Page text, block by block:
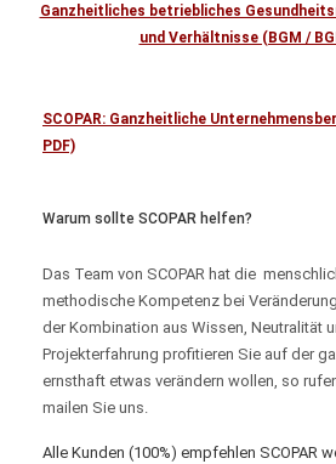
Ganzheitliches betriebliches
und Verhältnisse (BGM /
SCOPAR: Ganzheitliche
PDF)
Warum sollte SCOPAR helfen?
Das Team von SCOPAR hat die
methodische Kompetenz bei
der Kombination aus Wissen, Neutralität
Projekterfahrung profitieren Sie auf der
ernsthaft etwas verändern wollen, so
mailen Sie uns.
Alle Kunden (100%) empfehlen SCOPAR